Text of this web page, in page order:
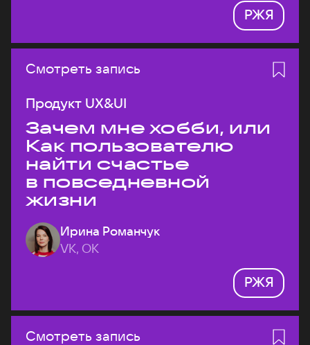
РЖЯ
Смотреть запись
Продукт UX&UI
Зачем мне хобби, или
Как пользователю
найти счастье
в повседневной
жизни
Ирина Романчук
VK, ОК
РЖЯ
Смотреть запись